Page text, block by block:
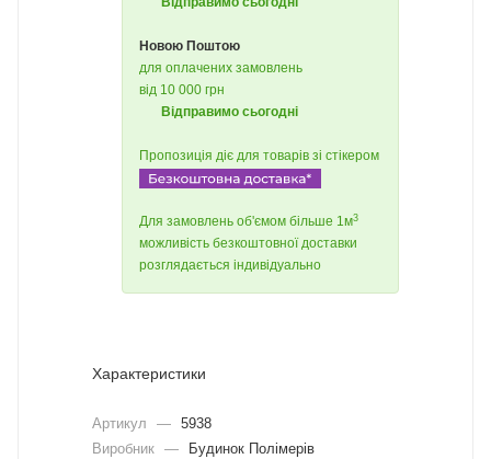
Новою Поштою
для оплачених замовлень
від 10 000 грн
Відправимо сьогодні
Пропозиція діє для товарів зі стікером
Для замовлень об'ємом більше 1м3
можливість безкоштовної доставки
розглядається індивідуально
Характеристики
Артикул — 5938
Виробник —
Будинок Полімерів